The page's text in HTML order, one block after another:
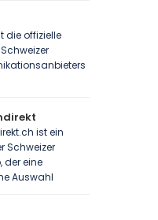
die offizielle
ist ein
Schweizer
der eine
Auswahl